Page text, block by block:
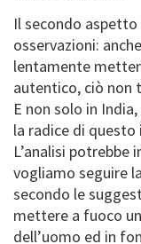
Il secondo
osservazioni:
lentamente
autentico, ciò non
E non solo in
la radice di
L’analisi potrebbe
vogliamo seguire
secondo le
mettere a fuoco
dell’uomo ed in